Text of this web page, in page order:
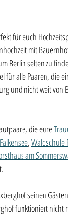
für euch
mit
Berlin selten zu
für alle Paaren, die
und nicht weit von
die eure
, Waldschule
am
seinen
funktioniert nicht